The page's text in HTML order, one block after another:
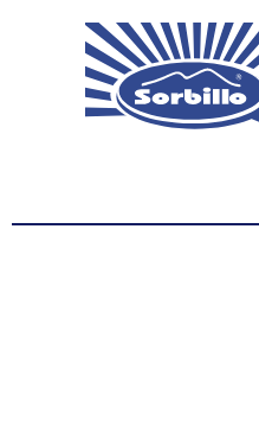
contenuto